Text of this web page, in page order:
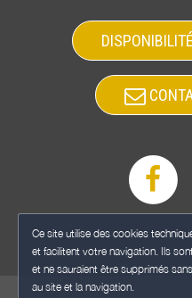
Ce site utilise des cookies
et facilitent votre navigation. Ils
et ne sauraient être supprimés
au site et la navigation.